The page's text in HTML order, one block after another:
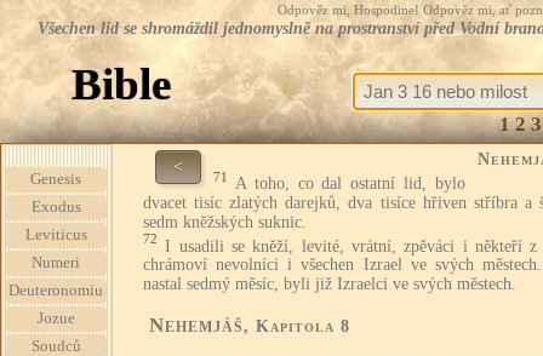
Odpověz mi, Hospodine! Odpověz mi, ať
Všechen lid se shromáždil jednomyslně na prostranství před Vodní
Bible
1 2 3
Genesis
Exodus
Leviticus
Numeri
Deuteronomiu
Jozue
Soudců
<
71
A toho, co dal ostatní lid, bylo
dvacet tisíc zlatých darejků, dva tisíce hřiven stříbra a
sedm kněžských suknic.
72
I usadili se kněží, levité, vrátní, zpěváci i někteří
chrámoví nevolníci i všechen Izrael ve svých
nastal sedmý měsíc, byli již Izraelci ve svých městech.
Nehemjáš, Kapitola 8